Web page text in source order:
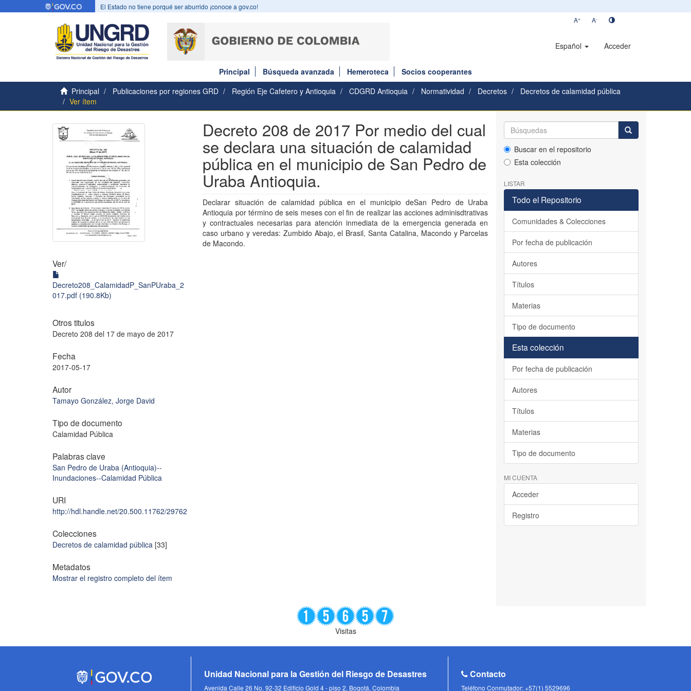
El Estado no tiene porqué ser aburrido ¡conoce a gov.co!
A+ A-
Español Acceder
Principal Búsqueda avanzada Hemeroteca
Socios cooperantes
Principal
Publicaciones por regiones GRD Región Eje Cafetero y Antioquia CDGRD Antioquia Normatividad Decretos
Decretos de calamidad pública
Ver ítem
Ver/
Decreto208_CalamidadP_SanPUraba_2
017.pdf (190.8Kb)
Otros titulos
Decreto 208 del 17 de mayo de 2017
Fecha
2017-05-17
Autor
Tamayo González, Jorge David
Tipo de documento
Calamidad Pública
Palabras clave
San Pedro de Uraba (Antioquia)--
Inundaciones--Calamidad Pública
URI
http://hdl.handle.net/20.500.11762/29762
Colecciones
Decretos de calamidad pública [33]
Metadatos
Mostrar el registro completo del ítem
Decreto 208 de 2017 Por medio del cual
se declara una situación de calamidad
pública en el municipio de San Pedro de
Uraba Antioquia.
Declarar situación de calamidad pública en el municipio deSan Pedro de Uraba
Antioquia por término de seis meses con el fin de realizar las acciones adminisdtrativas
y contractuales necesarias para atención inmediata de la emergencia generada en
caso urbano y veredas: Zumbido Abajo, el Brasil, Santa Catalina, Macondo y Parcelas
de Macondo.
Buscar en el repositorio
Esta colección
LISTAR
Todo el Repositorio
Comunidades & Colecciones
Por fecha de publicación
Autores
Títulos
Materias
Tipo de documento
Esta colección
Por fecha de publicación
Autores
Títulos
Materias
Tipo de documento
MI CUENTA
Acceder
Registro
Visitas
Unidad Nacional para la Gestión del Riesgo de Desastres
Avenida Calle 26 No. 92-32 Edificio Gold 4 - piso 2, Bogotá, Colombia
Contacto
Teléfono Conmutador: +57(1) 5529696